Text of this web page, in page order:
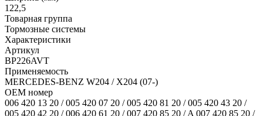
122,5
Товарная группа
Тормозные системы
Характеристики
Артикул
BP226AVT
Применяемость
MERCEDES-BENZ W204 / X204 (07-)
OEM номер
006 420 13 20 / 005 420 07 20 / 005 420 81 20 / 005 420 43 20 /
005 420 42 20 / 006 420 61 20 / 007 420 85 20 / A 007 420 85 20 /